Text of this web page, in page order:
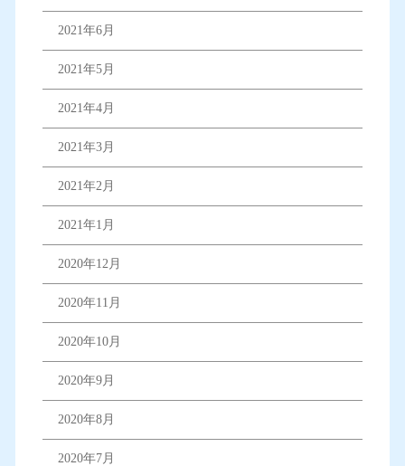
2021年6月
2021年5月
2021年4月
2021年3月
2021年2月
2021年1月
2020年12月
2020年11月
2020年10月
2020年9月
2020年8月
2020年7月